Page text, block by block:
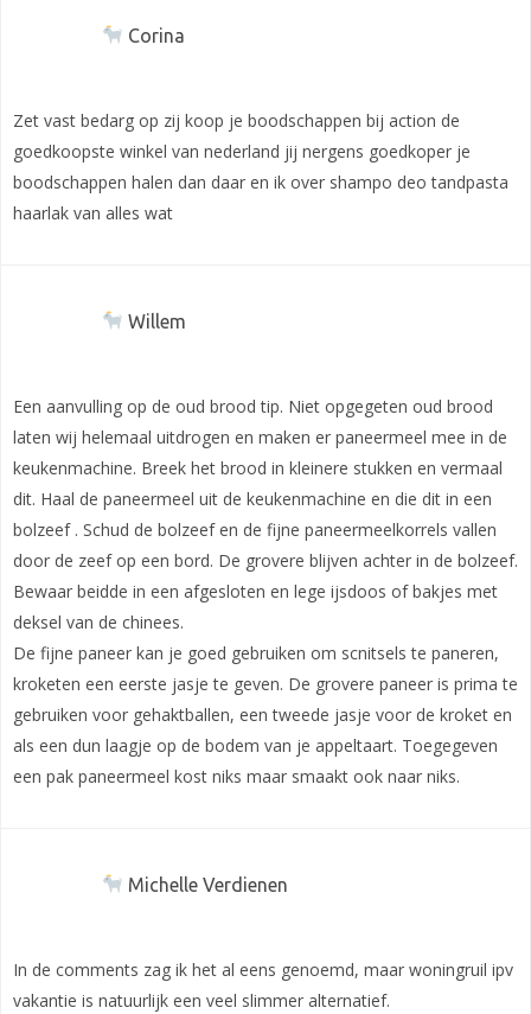
Corina
Zet vast bedarg op zij koop je boodschappen bij action de
goedkoopste winkel van nederland jij nergens goedkoper je
boodschappen halen dan daar en ik over shampo deo tandpasta
haarlak van alles wat
Willem
Een aanvulling op de oud brood tip. Niet opgegeten oud brood
laten wij helemaal uitdrogen en maken er paneermeel mee in de
keukenmachine. Breek het brood in kleinere stukken en vermaal
dit. Haal de paneermeel uit de keukenmachine en die dit in een
bolzeef . Schud de bolzeef en de fijne paneermeelkorrels vallen
door de zeef op een bord. De grovere blijven achter in de bolzeef.
Bewaar beidde in een afgesloten en lege ijsdoos of bakjes met
deksel van de chinees.
De fijne paneer kan je goed gebruiken om scnitsels te paneren,
kroketen een eerste jasje te geven. De grovere paneer is prima te
gebruiken voor gehaktballen, een tweede jasje voor de kroket en
als een dun laagje op de bodem van je appeltaart. Toegegeven
een pak paneermeel kost niks maar smaakt ook naar niks.
Michelle Verdienen
In de comments zag ik het al eens genoemd, maar woningruil ipv
vakantie is natuurlijk een veel slimmer alternatief.